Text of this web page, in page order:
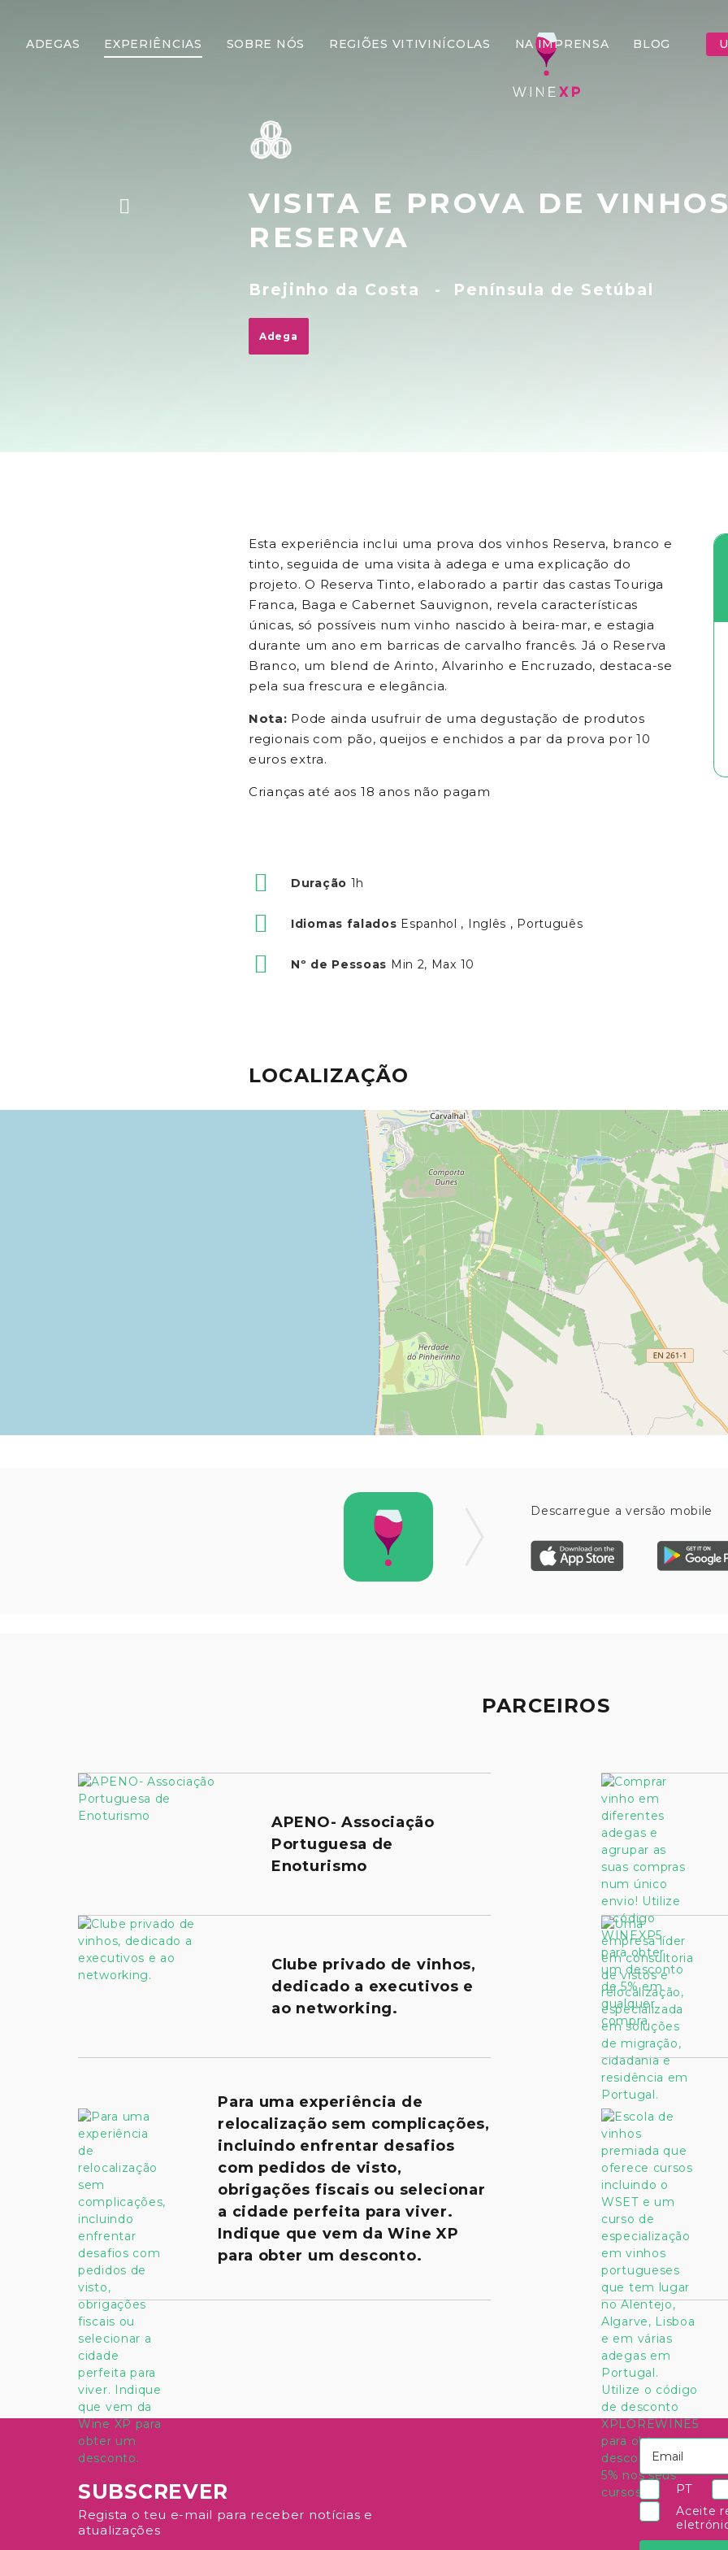
ADEGAS EXPERIÊNCIAS SOBRE NÓS REGIÕES VITIVINÍCOLAS NA IMPRENSA BLOG
VISITA E PROVA DE
RESERVA
Brejinho da Costa - Península de Setúbal
Adega
Esta experiência inclui uma prova dos vinhos Reserva, branco e
tinto, seguida de uma visita à adega e uma explicação do
projeto. O Reserva Tinto, elaborado a partir das castas Touriga
Franca, Baga e Cabernet Sauvignon, revela características
únicas, só possíveis num vinho nascido à beira-mar, e estagia
durante um ano em barricas de carvalho francês. Já o Reserva
Branco, um blend de Arinto, Alvarinho e Encruzado, destaca-se
pela sua frescura e elegância.
Nota: Pode ainda usufruir de uma degustação de produtos
regionais com pão, queijos e enchidos a par da prova por 10
euros extra.
Crianças até aos 18 anos não pagam
Duração 1h
Idiomas falados Espanhol , Inglês , Português
Nº de Pessoas Min 2, Max 10
LOCALIZAÇÃO
Descarregue a versão mobile
PARCEIROS
APENO- Associação
Portuguesa de
Enoturismo
Clube privado de vinhos,
dedicado a executivos e
ao networking.
Para uma experiência de
relocalização sem complicações,
incluindo enfrentar desafios
com pedidos de visto,
obrigações fiscais ou selecionar
a cidade perfeita para viver.
Indique que vem da Wine XP
para obter um desconto.
SUBSCREVER
Regista o teu e-mail para receber notícias e
atualizações
PT
Aceite